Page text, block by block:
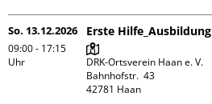
So. 13.12.2026
09:00 - 17:15
Uhr
Erste Hilfe_Ausbildung
DRK-Ortsverein Haan e. V.
Bahnhofstr.  43